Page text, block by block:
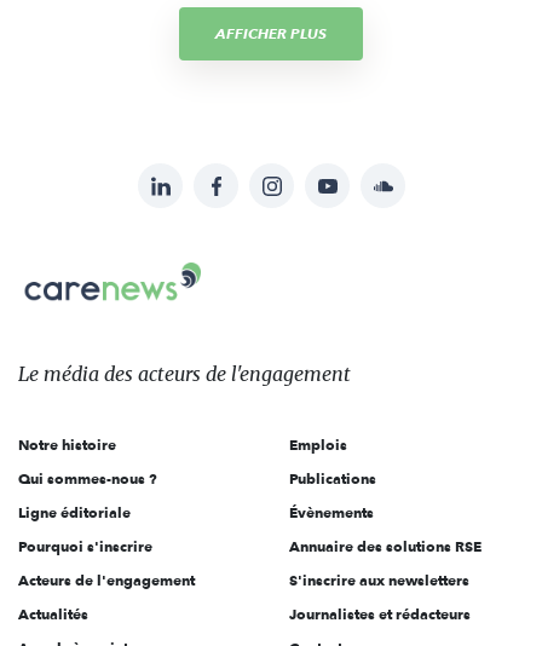
AFFICHER PLUS
sur:
LinkedInFacebookInstagramYouTubeSoundcloud
Carenews,
Le
des
l'engagement
Le média des acteurs de l'engagement
Notre histoire
Qui sommes-nous ?
Ligne éditoriale
Pourquoi s'inscrire
Acteurs de l'engagement
Actualités
Emplois
Publications
Évènements
Annuaire des solutions RSE
S'inscrire aux newsletters
Journalistes et rédacteurs